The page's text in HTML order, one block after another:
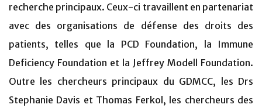
recherche principaux. Ceux-ci travaillent en partenariat
avec des organisations de défense des droits des
patients, telles que la PCD Foundation, la Immune
Deficiency Foundation et la Jeffrey Modell Foundation.
Outre les chercheurs principaux du GDMCC, les Drs
Stephanie Davis et Thomas Ferkol, les chercheurs des